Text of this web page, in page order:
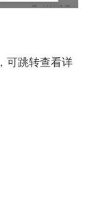
可跳转查看详